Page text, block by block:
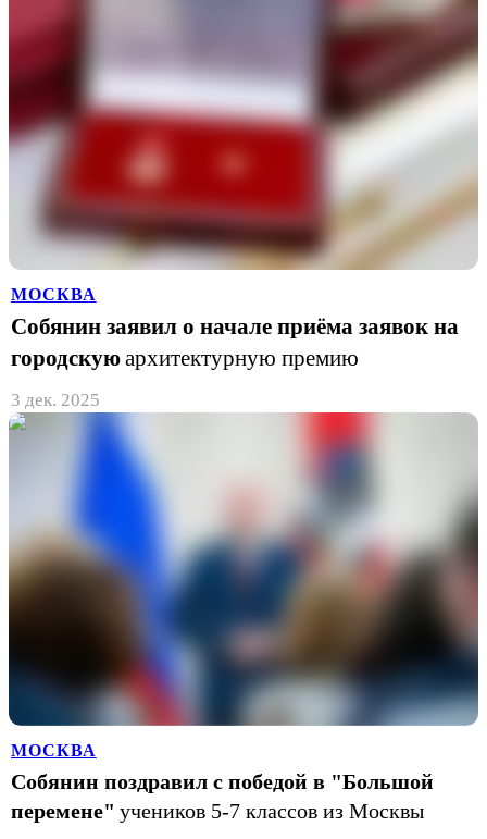
МОСКВА
Собянин заявил о начале приёма заявок на
городскуюархитектурную премию
3 дек. 2025
МОСКВА
Собянин поздравил с победой в "Большой
перемене" учеников 5-7 классов из Москвы